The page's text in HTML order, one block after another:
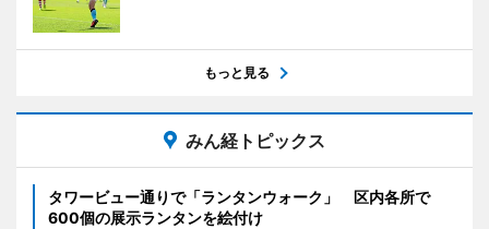
もっと見る
みん経トピックス
タワービュー通りで「ランタンウォーク」 区内各所で
600個の展示ランタンを絵付け